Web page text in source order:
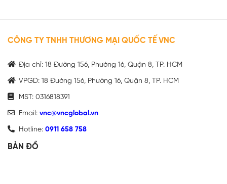
CÔNG TY TNHH THƯƠNG MẠI QUỐC TẾ VNC
Địa chỉ: 18 Đường 156, Phường 16, Quận 8, TP. HCM
VPGD: 18 Đường 156, Phường 16, Quận 8, TP. HCM
MST: 0316818391
Email: vnc@vncglobal.vn
Hotline: 0911 658 758
BẢN ĐỒ